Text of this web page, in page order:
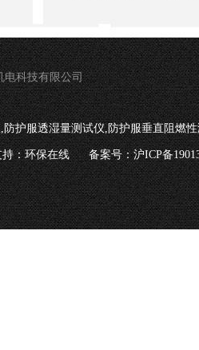
电科技有限公司
护服透湿量测试仪,防护服垂直阻燃
：环保在线 备案号：沪ICP备